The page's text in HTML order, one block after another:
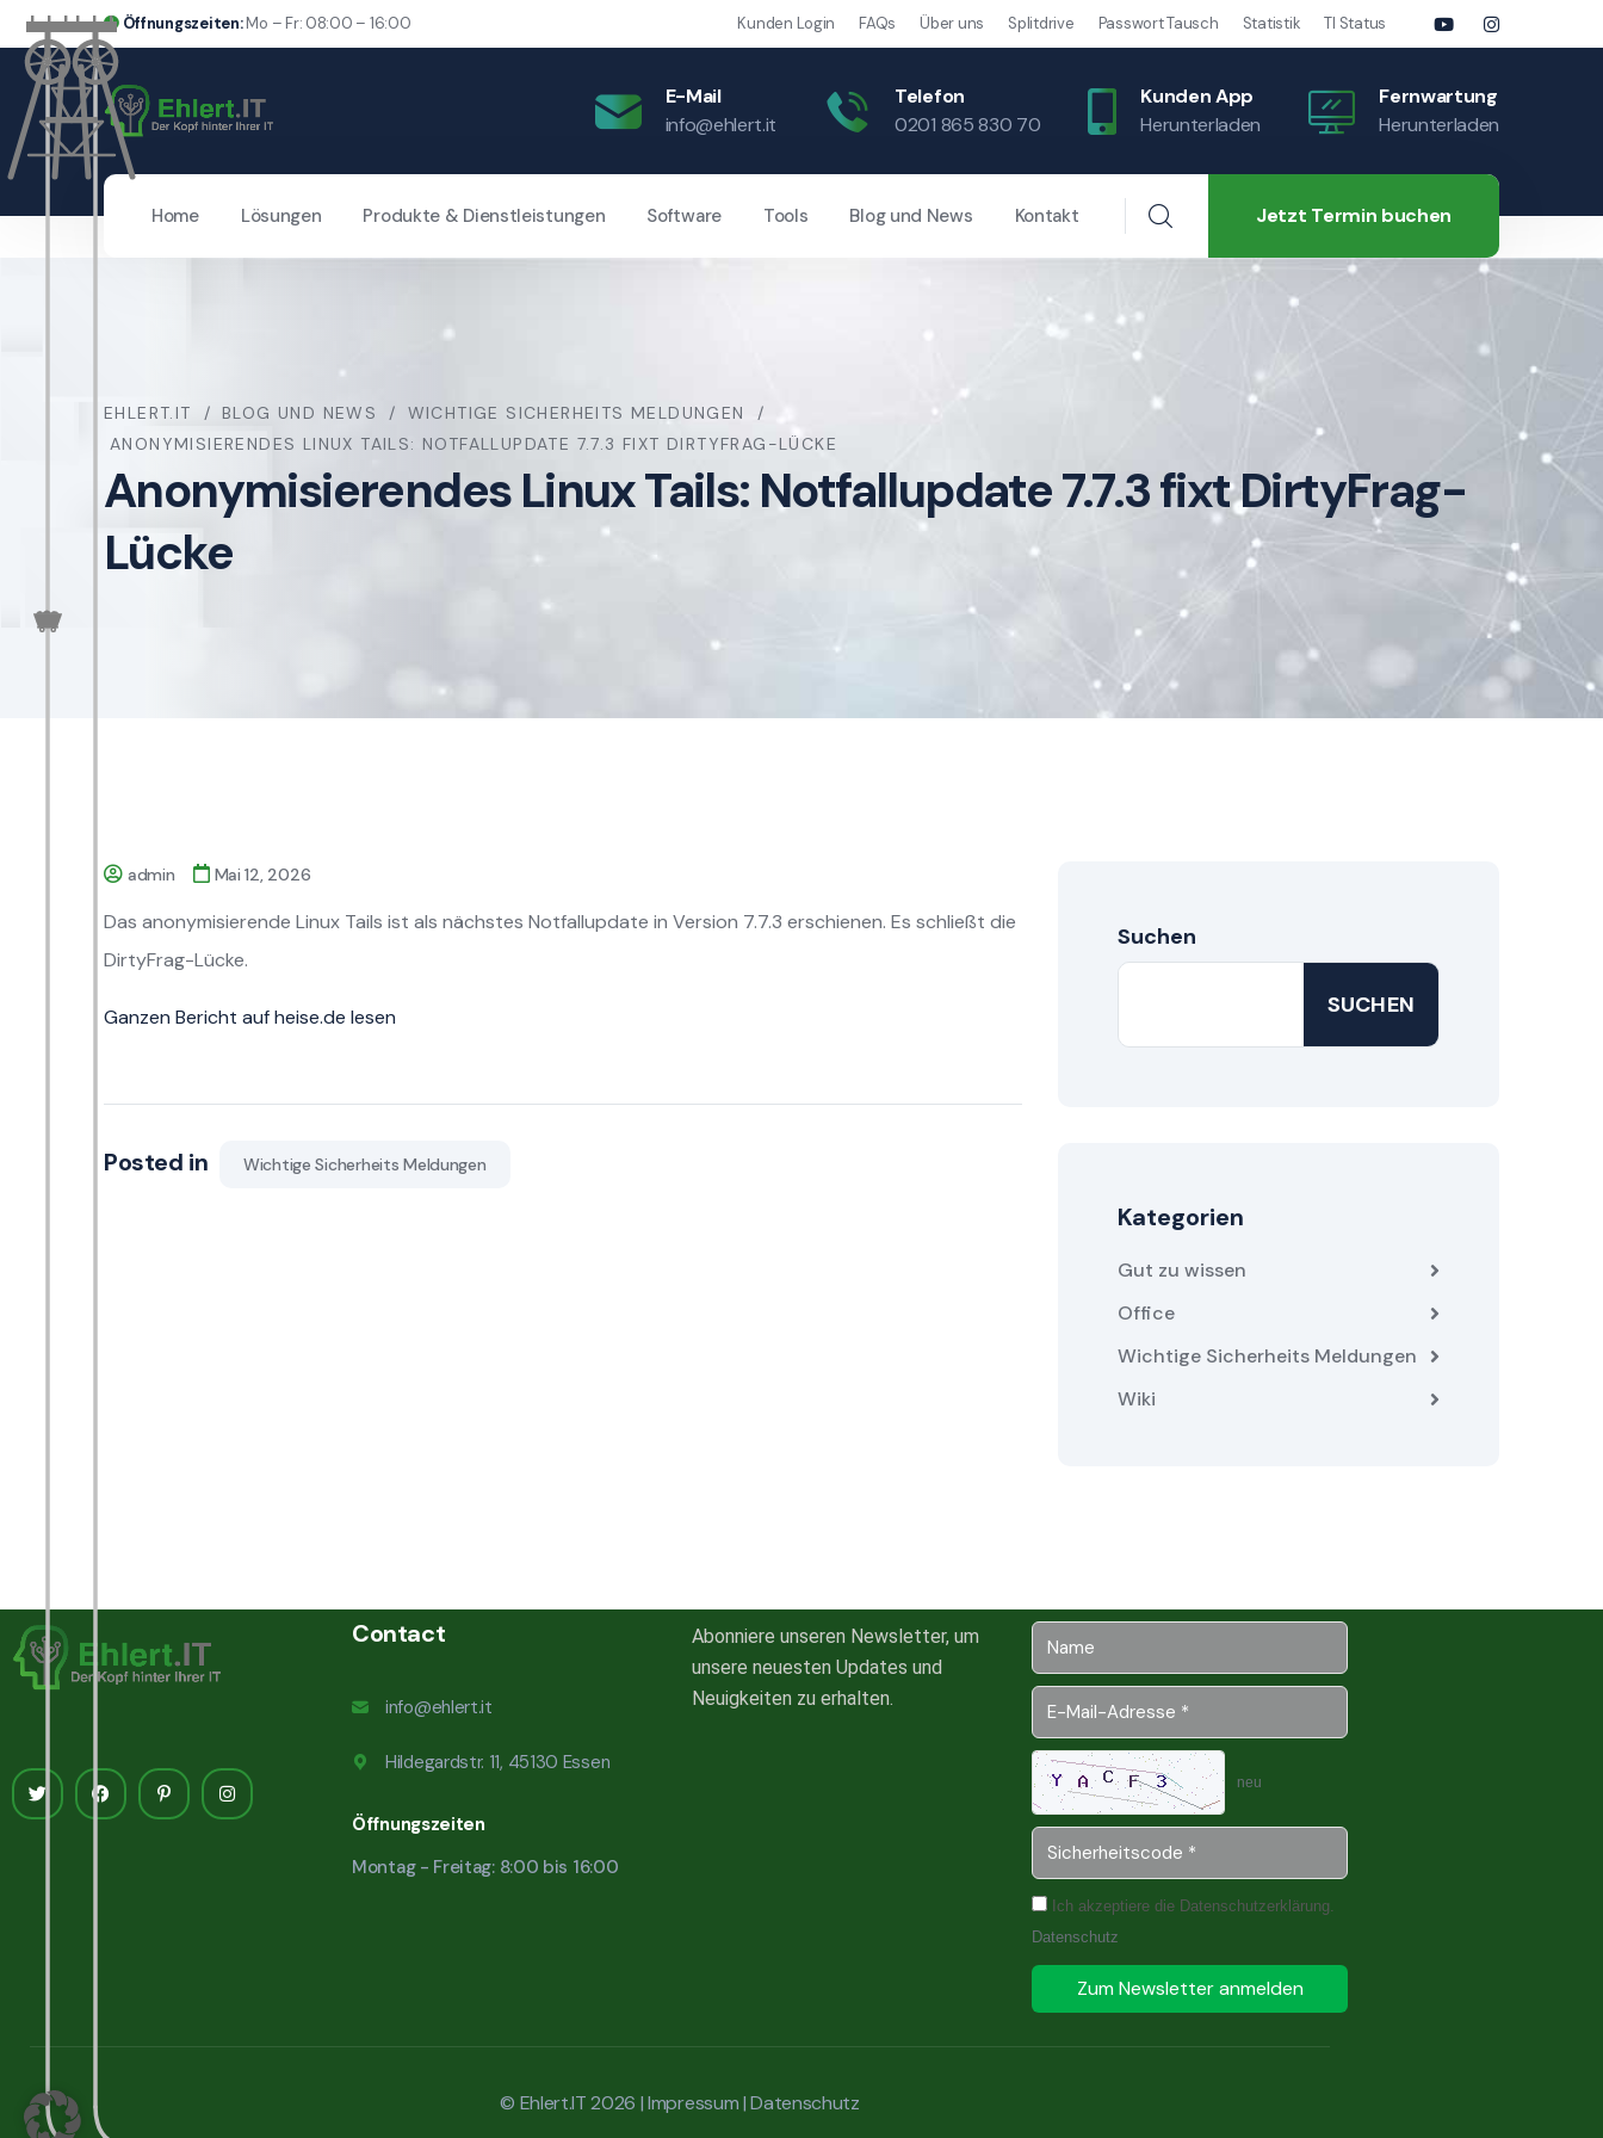
Öffnungszeiten:Mo – Fr: 08:00 – 16:00 Kunden Login FAQs Über uns Splitdrive Passwort Tausch Statistik TI Status
E-Mail
info@ehlert.it
Telefon
0201 865 830 70
Kunden App
Herunterladen
Fernwartung
Herunterladen
Home Lösungen Produkte & Dienstleistungen Software Tools Blog und News Kontakt Jetzt Termin buchen
EHLERT.IT BLOG UND NEWS
WICHTIGE SICHERHEITS MELDUNGEN
ANONYMISIERENDES LINUX TAILS: NOTFALLUPDATE 7.7.3 FIXT DIRTYFRAG-LÜCKE
Anonymisierendes Linux Tails: Notfallupdate 7.7.3 fixt DirtyFrag-
Lücke
admin Mai 12, 2026
Das anonymisierende Linux Tails ist als nächstes Notfallupdate in Version 7.7.3 erschienen. Es schließt die
DirtyFrag-Lücke.
Ganzen Bericht auf heise.de lesen
Posted in Wichtige Sicherheits Meldungen
Suchen
SUCHEN
Kategorien
Gut zu wissen
Office
Wichtige Sicherheits Meldungen
Wiki
Contact
info@ehlert.it
Hildegardstr. 11, 45130 Essen
Öffnungszeiten
Montag - Freitag: 8:00 bis 16:00
Abonniere unseren Newsletter, um
unsere neuesten Updates und
Neuigkeiten zu erhalten.
neu
Ich akzeptiere die Datenschutzerklärung.
Datenschutz
Zum Newsletter anmelden
© Ehlert.IT 2026 |Impressum|Datenschutz